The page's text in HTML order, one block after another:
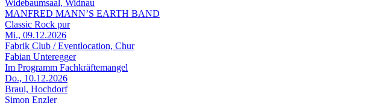
Widebaumsaal, Widnau
MANFRED MANN’S EARTH BAND
Classic Rock pur
Mi., 09.12.2026
Fabrik Club / Eventlocation, Chur
Fabian Unteregger
Im Programm Fachkräftemangel
Do., 10.12.2026
Braui, Hochdorf
Simon Enzler